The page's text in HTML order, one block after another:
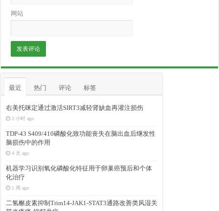
网站
最近 热门 评论 标签
右美托咪定通过激活SIRT3减轻肾缺血再灌注损伤
2 小时 ago
TDP-43 S409/410磷酸化致功能丧失在脑出血后继发性
脑损伤中的作用
4 天 ago
机器学习识别氧化磷酸化特征用于卵巢癌预后和个体
化治疗
1 周 ago
二氢槲皮素抑制Trim14-JAK1-STAT3通路改善类风湿关